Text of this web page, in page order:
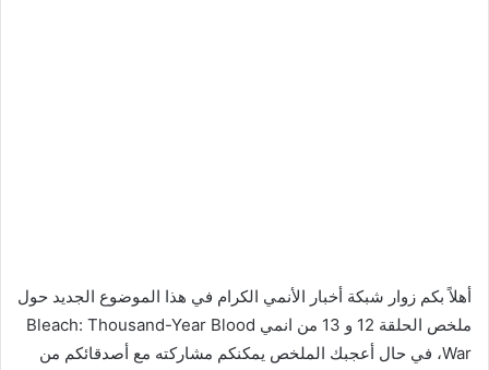
أهلاً بكم زوار شبكة أخبار الأنمي الكرام في هذا الموضوع الجديد حول
ملخص الحلقة 12 و 13 من انمي Bleach: Thousand-Year Blood
War، في حال أعجبك الملخص يمكنكم مشاركته مع أصدقائكم من